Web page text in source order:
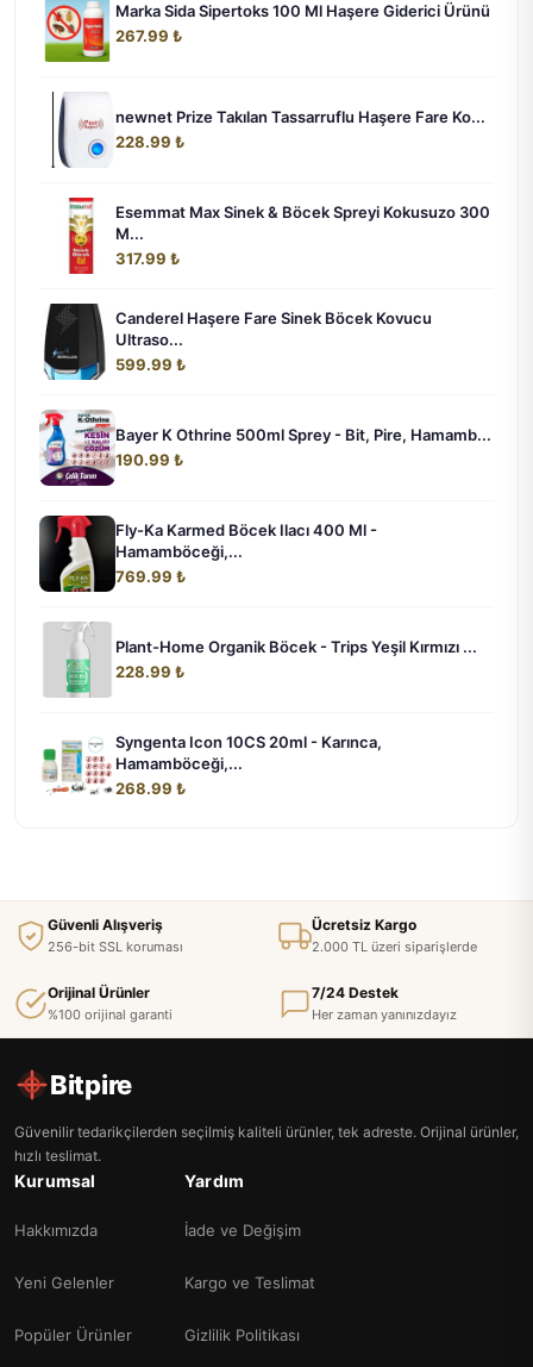
Marka Sida Sipertoks 100 Ml Haşere Giderici Ürünü
267.99 ₺
newnet Prize Takılan Tassarruflu Haşere Fare Ko...
228.99 ₺
Esemmat Max Sinek & Böcek Spreyi Kokusuzo 300
M...
317.99 ₺
Canderel Haşere Fare Sinek Böcek Kovucu
Ultraso...
599.99 ₺
Bayer K Othrine 500ml Sprey - Bit, Pire, Hamamb...
190.99 ₺
Fly-Ka Karmed Böcek Ilacı 400 Ml -
Hamamböceği,...
769.99 ₺
Plant-Home Organik Böcek - Trips Yeşil Kırmızı ...
228.99 ₺
Syngenta Icon 10CS 20ml - Karınca,
Hamamböceği,...
268.99 ₺
Güvenli Alışveriş
256-bit SSL koruması
Ücretsiz Kargo
2.000 TL üzeri siparişlerde
Orijinal Ürünler
%100 orijinal garanti
7/24 Destek
Her zaman yanınızdayız
Bitpire
Güvenilir tedarikçilerden seçilmiş kaliteli ürünler, tek adreste. Orijinal ürünler,
hızlı teslimat.
Kurumsal
Hakkımızda
Yeni Gelenler
Popüler Ürünler
Yardım
İade ve Değişim
Kargo ve Teslimat
Gizlilik Politikası